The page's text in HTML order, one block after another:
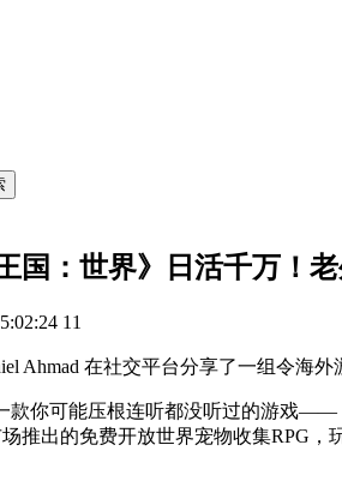
国：世界》日活千万！
11
Ahmad 在社交平台分享了一组令海外
款你可能压根连听都没听过的游戏——
推出的免费开放世界宠物收集RPG